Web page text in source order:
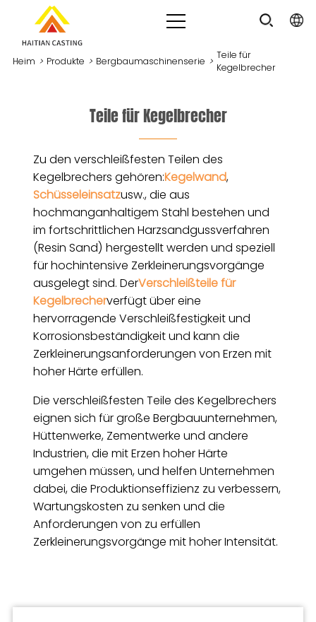
Heim > Produkte > Bergbaumaschinenserie >
Teile für
Kegelbrecher
Teile für Kegelbrecher
Zu den verschleißfesten Teilen des
Kegelbrechers gehören:Kegelwand,
Schüsseleinsatzusw., die aus
hochmanganhaltigem Stahl bestehen und
im fortschrittlichen Harzsandgussverfahren
(Resin Sand) hergestellt werden und speziell
für hochintensive Zerkleinerungsvorgänge
ausgelegt sind. DerVerschleißteile für
Kegelbrecherverfügt über eine
hervorragende Verschleißfestigkeit und
Korrosionsbeständigkeit und kann die
Zerkleinerungsanforderungen von Erzen mit
hoher Härte erfüllen.
Die verschleißfesten Teile des Kegelbrechers
eignen sich für große Bergbauunternehmen,
Hüttenwerke, Zementwerke und andere
Industrien, die mit Erzen hoher Härte
umgehen müssen, und helfen Unternehmen
dabei, die Produktionseffizienz zu verbessern,
Wartungskosten zu senken und die
Anforderungen von zu erfüllen
Zerkleinerungsvorgänge mit hoher Intensität.